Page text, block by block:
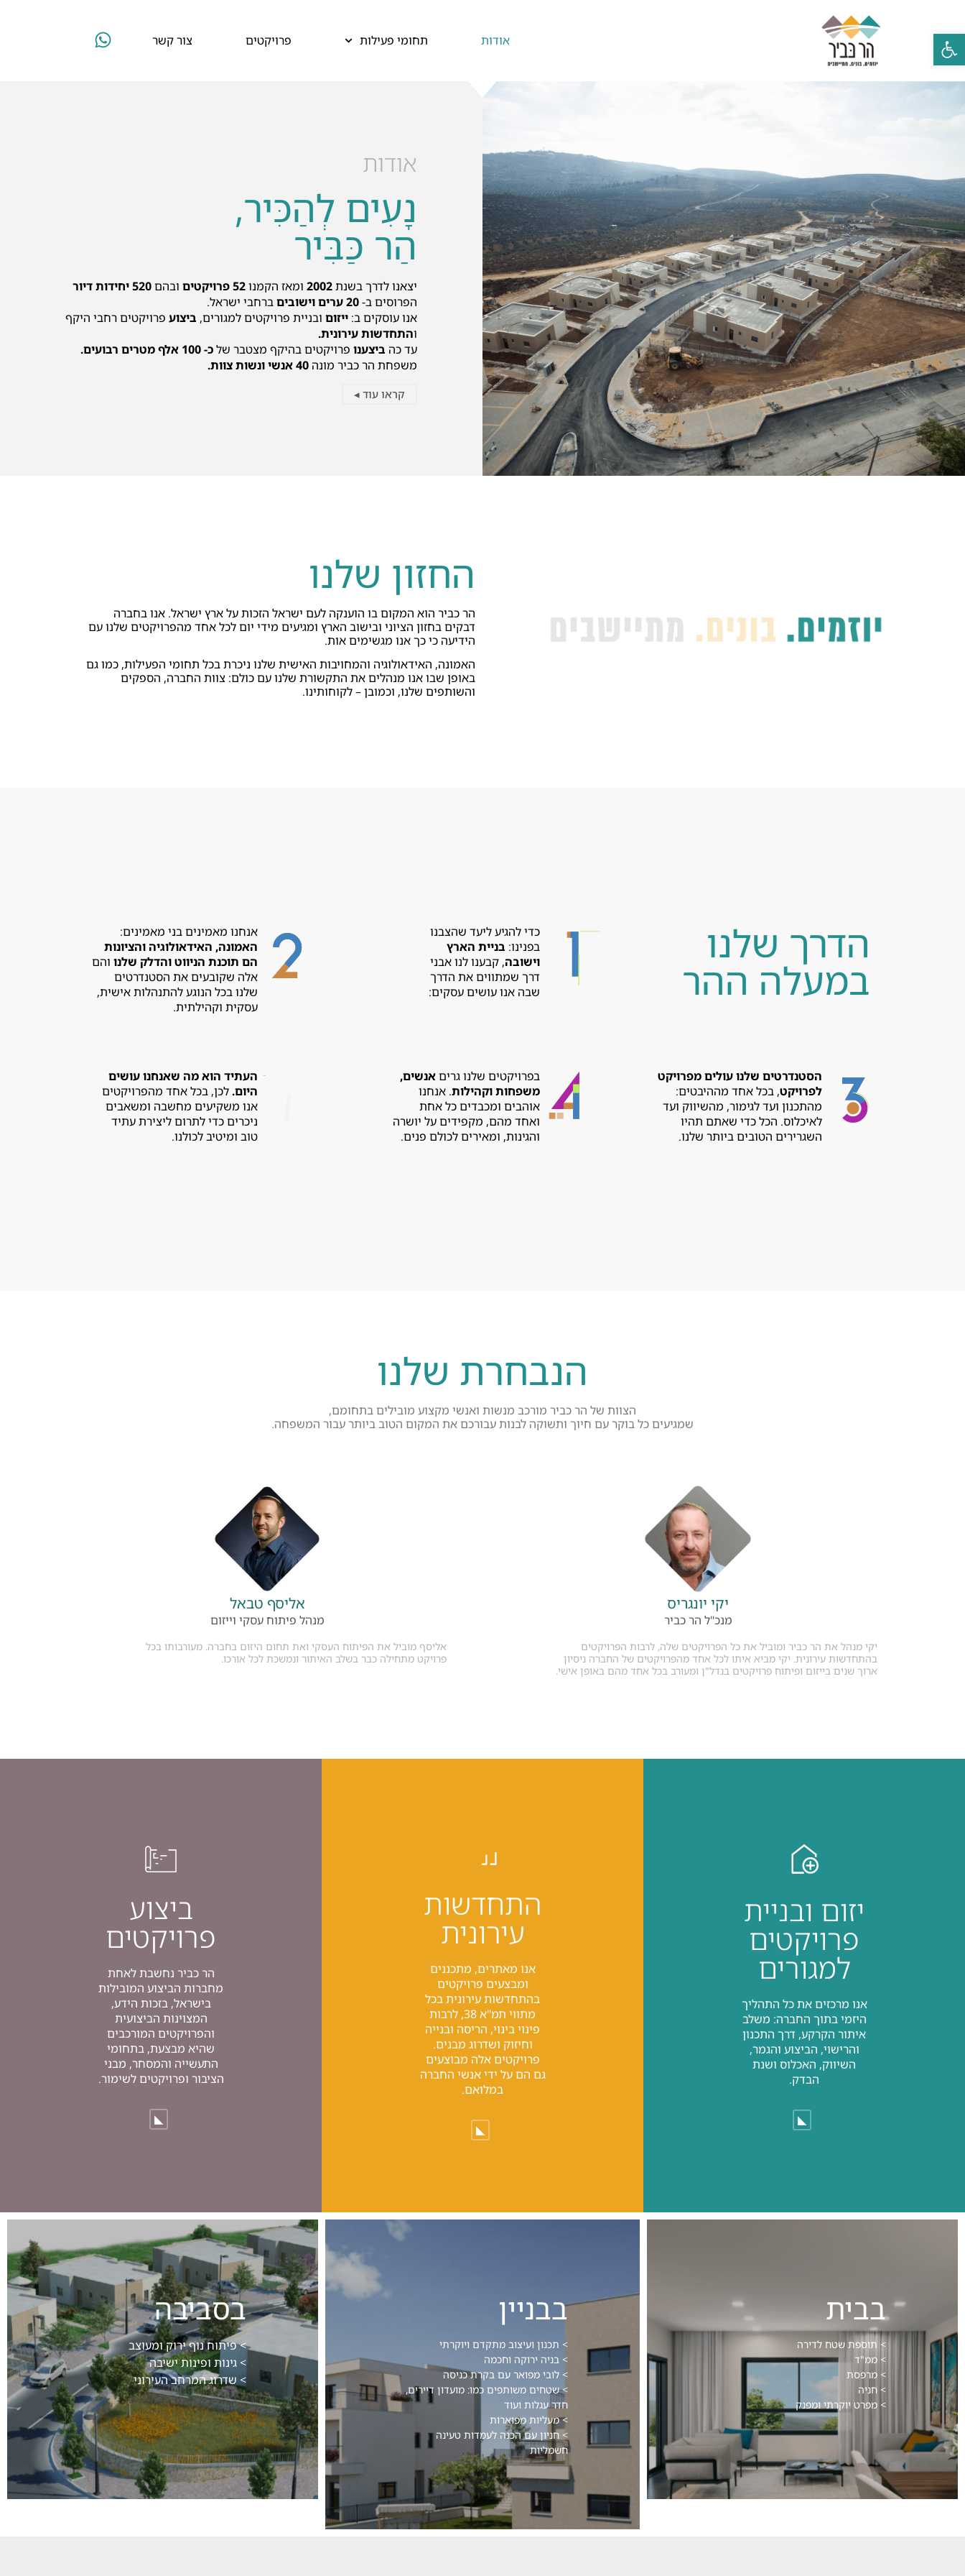
פתח סרגל נגישות אודות תחומי פעילות פרויקטים צור קשר
אודות
נָעִים לְהַכִּיר,
הַר כַּבִּיר
יצאנו לדרך בשנת2002 ומאז הקמנו52 פרויקטים ובהם520 יחידות דיור
הפרוסים ב-20 ערים וישובים
ברחבי ישראל.
אנו עוסקים ב: ייזום ובניית פרויקטים למגורים, ביצוע פרויקטים רחבי היקף
והתחדשות עירונית.
עד כה ביצענו פרויקטים בהיקף מצטבר שלכ- 100 אלף מטרים רבועים.
משפחת הר כביר מונה 40 אנשי ונשות צוות.
קראו עוד ◂
החזון שלנו
הר כביר הוא המקום בו הוענקה לעם ישראל הזכות על ארץ ישראל. אנו בחברה
דבקים בחזון הציוני ובישוב הארץ ומגיעים מידי יום לכל אחד מהפרויקטים שלנו עם
הידיעה כי כך אנו מגשימים אות.
האמונה, האידאולוגיה והמחויבות האישית שלנו ניכרת בכל תחומי הפעילות, כמו גם
באופן שבו אנו מנהלים את התקשורת שלנו עם כולם: צוות החברה, הספקים
והשותפים שלנו, וכמובן – לקוחותינו.
הדרך שלנו
במעלה ההר
כדי להגיע ליעד שהצבנו
בפנינו: בניית הארץ
וישובה, קבענו לנו אבני
דרך שמתווים את הדרך
שבה אנו עושים עסקים:
אנחנו מאמינים בני מאמינים:
האמונה, האידאולוגיה והציונות
הם תוכנת הניווט והדלק שלנו והם
אלה שקובעים את הסטנדרטים
שלנו בכל הנוגע להתנהלות אישית,
עסקית וקהילתית.
הסטנדרטים שלנו עולים מפרויקט
לפרויקט, בכל אחד מההיבטים:
מהתכנון ועד לגימור, מהשיווק ועד
לאיכלוס. הכל כדי שאתם תהיו
השגרירים הטובים ביותר שלנו.
בפרויקטים שלנו גריםאנשים,
משפחות וקהילות. אנחנו
אוהבים ומכבדים כל אחת
ואחד מהם, מקפידים על יושרה
והגינות, ומאירים לכולם פנים.
העתיד הוא מה שאנחנו עושים
היום. לכן, בכל אחד מהפרויקטים
אנו משקיעים מחשבה ומשאבים
ניכרים כדי לתרום ליצירת עתיד
טוב ומיטיב לכולנו.
הנבחרת שלנו
הצוות של הר כביר מורכב מנשות ואנשי מקצוע מובילים בתחומם,
שמגיעים כל בוקר עם חיוך ותשוקה לבנות עבורכם את המקום הטוב ביותר עבור המשפחה.
יקי יונגריס
מנכ"ל הר כביר
יקי מנהל את הר כביר ומוביל את כל הפרויקטים שלה, לרבות הפרויקטים
בהתחדשות עירונית. יקי מביא איתו לכל אחד מהפרויקטים של החברה ניסיון
ארוך שנים בייזום ופיתוח פרויקטים בנדל"ן ומעורב בכל אחד מהם באופן אישי.
אליסף טבאל
מנהל פיתוח עסקי וייזום
אליסף מוביל את הפיתוח העסקי ואת תחום היזום בחברה. מעורבותו בכל
פרויקט מתחילה כבר בשלב האיתור ונמשכת לכל אורכו.
יזום ובניית
פרויקטים
למגורים
אנו מרכזים את כל התהליך
היזמי בתוך החברה: משלב
איתור הקרקע, דרך התכנון
והרישוי, הביצוע והגמר,
השיווק, האכלוס ושנת
הבדק.
◣
התחדשות
עירונית
אנו מאתרים, מתכננים
ומבצעים פרויקטים
בהתחדשות עירונית בכל
מתווי תמ"א 38, לרבות
פינוי בינוי, הריסה ובנייה
וחיזוק ושדרוג מבנים.
פרויקטים אלה מבוצעים
גם הם על ידי אנשי החברה
במלואם.
◣
ביצוע
פרויקטים
הר כביר נחשבת לאחת
מחברות הביצוע המובילות
בישראל, בזכות הידע,
המצוינות הביצועית
והפרויקטים המורכבים
שהיא מבצעת, בתחומי
התעשייה והמסחר, מבני
הציבור ופרויקטים לשימור.
◣
בבית
> תוספת שטח לדירה
> ממ"ד
> מרפסת
> חניה
> מפרט יוקרתי ומפנק
בבניין
> תכנון ועיצוב מתקדם ויוקרתי
> בניה ירוקה וחכמה
> לובי מפואר עם בקרת כניסה
> שטחים משותפים כמו: מועדון דיירים,
חדר עגלות ועוד
> מעליות מפוארות
> חניון עם הכנה לעמדות טעינה
חשמליות
בסביבה
> פיתוח נוף ירוק ומעוצב
> גינות ופינות ישיבה
> שדרוג המרחב העירוני